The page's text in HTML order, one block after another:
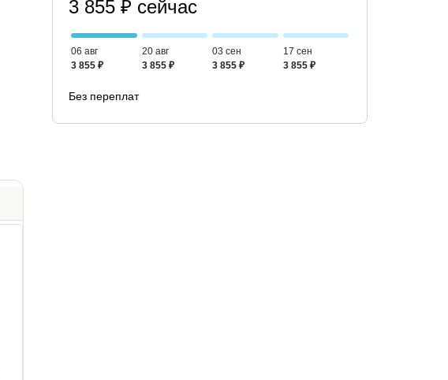
3 855 ₽ сейчас
06 авг
3 855 ₽
20 авг
3 855 ₽
03 сен
3 855 ₽
17 сен
3 855 ₽
Без переплат